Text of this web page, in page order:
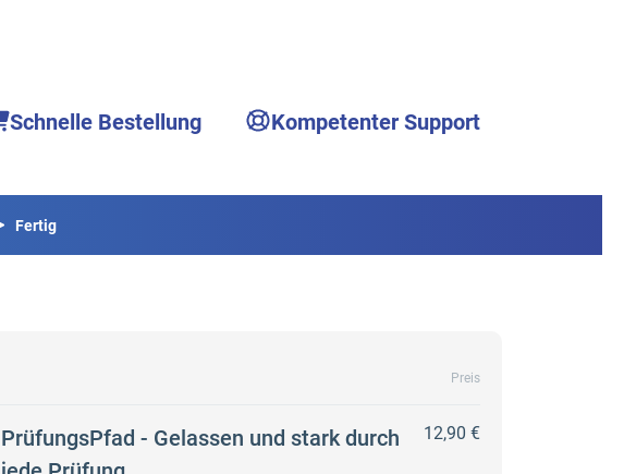
Schnelle Bestellung Kompetenter Support
Fertig
Preis
PrüfungsPfad - Gelassen und stark durch
12,90 €